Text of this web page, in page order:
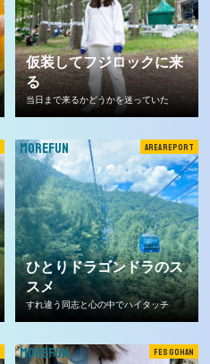
仮装してフジロックに来
る
当日まで来るかどうかを迷っていた
MOREFUN AREA REPORT
ひとりドラゴンドラのス
スメ
すれ違う同志と心の中でハイタッチ
MOREFUN FES GOHAN